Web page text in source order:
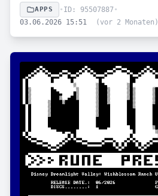
APPS • ID: 95507887•
03.06.2026 15:51
(vor 2 Monaten)